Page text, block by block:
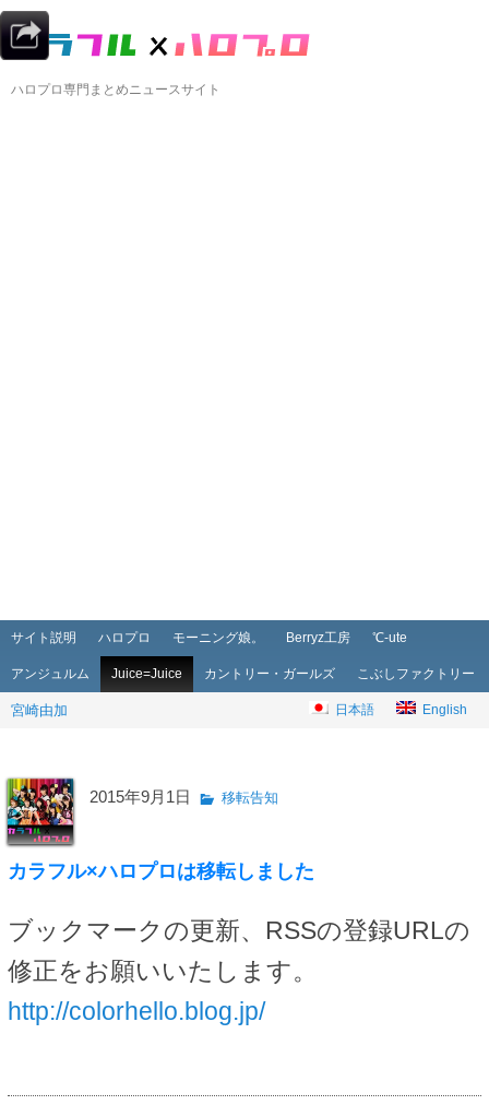
ハロプロ専門まとめニュースサイト
メインメニュー
メインコンテンツへ移動
サブコンテンツへ移動
サイト説明 ハロプロ モーニング娘。 Berryz工房 ℃-ute
アンジュルム Juice=Juice カントリー・ガールズ こぶしファクトリー
宮崎由加 日本語 English
2015年9月1日 移転告知
カラフル×ハロプロは移転しました
ブックマークの更新、RSSの登録URLの
修正をお願いいたします。
http://colorhello.blog.jp/